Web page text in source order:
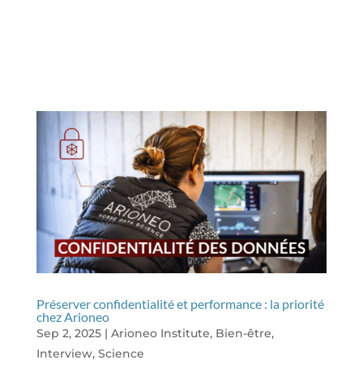
Préserver confidentialité et performance : la priorité
chez Arioneo
Sep 2, 2025| Arioneo Institute, Bien-être,
Interview, Science